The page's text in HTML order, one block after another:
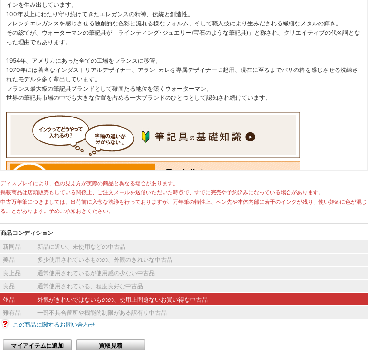
インを生み出しています。
100年以上にわたり守り続けてきたエレガンスの精神、伝統と創造性。
フレンチエレガンスを感じさせる独創的な色彩と流れる様なフォルム、そして職人技により生みだされる繊細なメタルの輝き。
その総てが、ウォーターマンの筆記具が「ラインティング･ジュエリー(宝石のような筆記具)」と称され、クリエイティブの代名詞とな
った理由でもあります。
1954年、アメリカにあった全ての工場をフランスに移管。
1970年には著名なインダストリアルデザイナー、アラン･カレを専属デザイナーに起用、現在に至るまでパリの粋を感じさせる洗練さ
れたモデルを多く輩出しています。
フランス最大級の筆記具ブランドとして確固たる地位を築くウォーターマン。
世界の筆記具市場の中でも大きな位置を占める一大ブランドのひとつとして認知され続けています。
[current] 中古
2025年10月5日掲載分
ディスプレイにより、色の見え方が実際の商品と異なる場合があります。
掲載商品は店頭販売もしている関係上、ご注文メールを送信いただいた時点で、すでに完売や予約済みになっている場合があります。
中古万年筆につきましては、出荷前に入念な洗浄を行っておりますが、万年筆の特性上、ペン先や本体内部に若干のインクが残り、使い始めに色が混じ
ることがあります。予めご承知おきください。
商品コンディション
新同品
新品に近い、未使用などの中古品
美品
多少使用されているものの、外観のきれいな中古品
良上品
通常使用されているが使用感の少ない中古品
良品
通常使用されている、程度良好な中古品
並品
外観がきれいではないものの、使用上問題ないお買い得な中古品
難有品
一部不具合箇所や機能的制限がある訳有り中古品
この商品に関するお問い合わせ
マイアイテムに追加
買取見積